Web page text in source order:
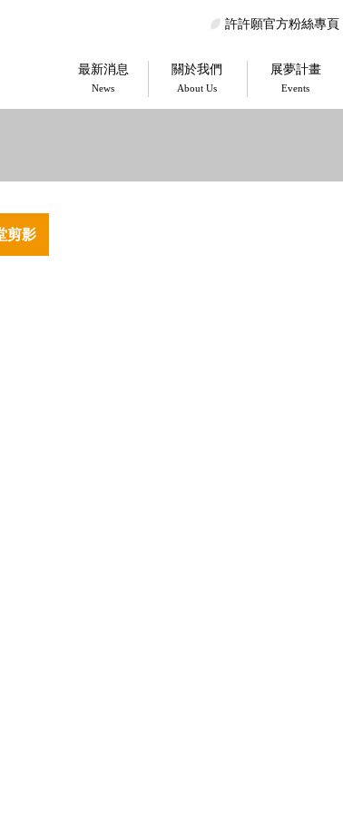
許許願官方粉絲專頁
最新消息
News
關於我們
About Us
展夢計畫
Events
剪影